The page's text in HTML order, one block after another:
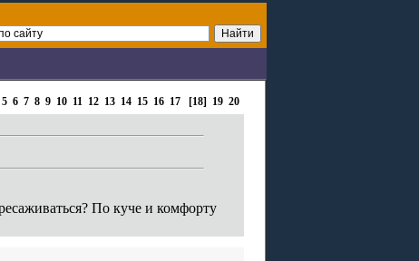
5 6 7 8 9 10 11 12 13 14 15 16 17 [18] 19 20
По куче и комфорту